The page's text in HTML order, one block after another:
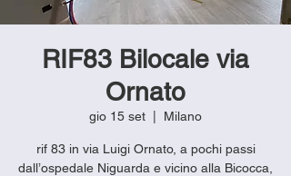
RIF83 Bilocale via
Ornato
gio 15 set Milano
rif 83 in via Luigi Ornato, a pochi passi
dall’ospedale Niguarda e vicino alla Bicocca,